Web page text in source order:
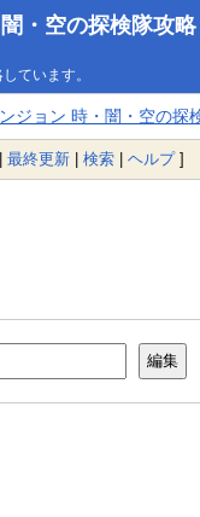
・空の探検隊攻略
ています。
ジョン 時・闇・空の探
| 最終更新 | 検索 | ヘルプ]